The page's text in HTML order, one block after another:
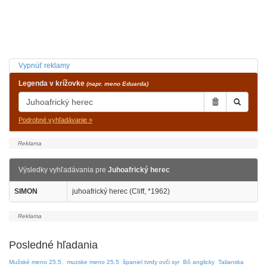
Vypnúť reklamy
Legenda v krížovke (napr. meno Eduarda)
Podrobné vyhľadávanie »
Výsledky vyhľadávania pre Juhoafrický herec
SIMON juhoafrický herec (Cliff, *1962)
Posledné hľadania
Mužské meno 25.5. muzske meno 25.5 španiel tvrdy ovči syr Bô anglicky Talianska